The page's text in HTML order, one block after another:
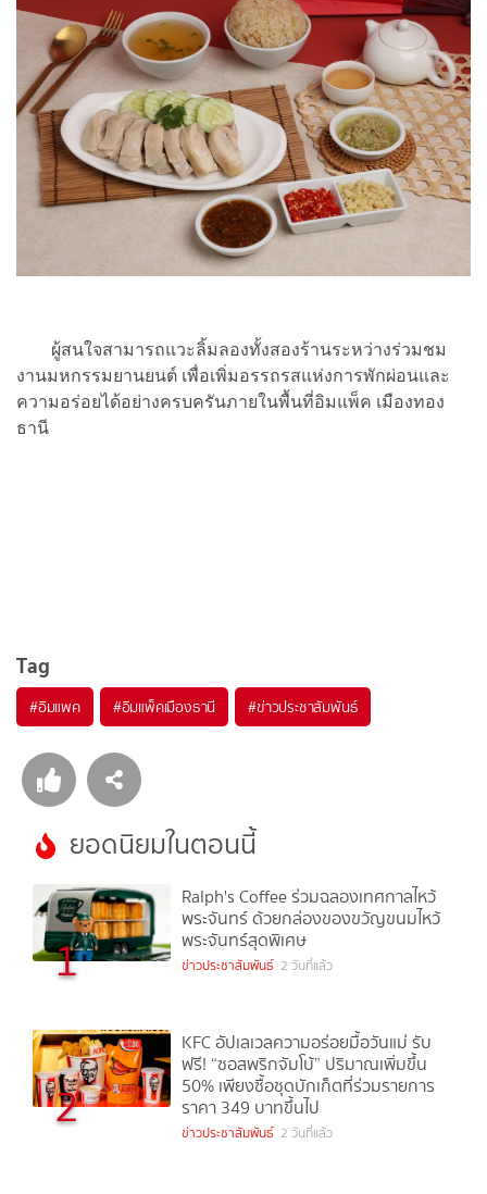
ผู้สนใจสามารถแวะลิ้มลองทั้งสองร้านระหว่างร่วมชม
งานมหกรรมยานยนต์ เพื่อเพิ่มอรรถรสแห่งการพักผ่อนและ
ความอร่อยได้อย่างครบครันภายในพื้นที่อิมแพ็ค เมืองทอง
ธานี
Tag
#อิมแพค #อิมแพ็คเมืองธานี #ข่าวประชาสัมพันธ์
ยอดนิยมในตอนนี้
1
Ralph's Coffee ร่วมฉลองเทศกาลไหว้
พระจันทร์ ด้วยกล่องของขวัญขนมไหว้
พระจันทร์สุดพิเศษ
ข่าวประชาสัมพันธ์ 2 วันที่แล้ว
2
KFC อัปเลเวลความอร่อยมื้อวันแม่ รับ
ฟรี! “ซอสพริกจัมโบ้” ปริมาณเพิ่มขึ้น
50% เพียงซื้อชุดบักเก็ตที่ร่วมรายการ
ราคา 349 บาทขึ้นไป
ข่าวประชาสัมพันธ์ 2 วันที่แล้ว